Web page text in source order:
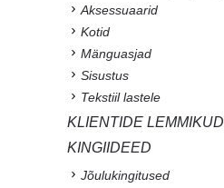
Aksessuaarid
Kotid
Mänguasjad
Sisustus
Tekstiil lastele
KLIENTIDE LEMMIKUD
KINGIIDEED
Jõulukingitused